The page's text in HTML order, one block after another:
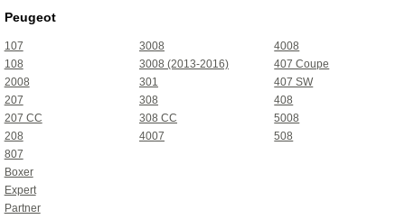
Peugeot
107
108
2008
207
207 CC
208
3008
3008 (2013-2016)
301
308
308 CC
4007
4008
407 Coupe
407 SW
408
5008
508
807
Boxer
Expert
Partner